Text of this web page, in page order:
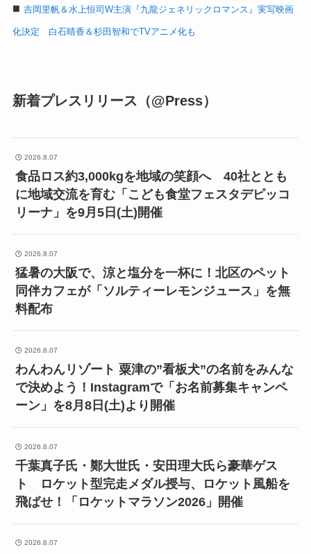
■ 吉岡里帆＆水上恒司W主演『九龍ジェネリックロマンス』実写映画
化決定 白石晴香＆杉田智和でTVアニメ化も
新着プレスリリース（@Press）
2026.8.07
食品ロス約3,000kgを地域の笑顔へ 40社ととも
に地域交流を育む「こども食堂フェスタデピッコ
リーナ」を9月5日(土)開催
2026.8.07
猛暑の大阪で、涼と塩分を一杯に！北区のペット
同伴カフェが「ソルティーレモンジュース」を無
料配布
2026.8.07
わんわんリゾート 粟津の”看板犬”の名前をみんな
で決めよう！Instagramで「お名前募集キャンペ
ーン」を8月8日(土)より開催
2026.8.07
千葉真子氏・鄭大世氏・安田理大氏ら豪華ゲス
ト ロケット型完走メダル授与、ロケット風船を
飛ばせ！「ロケットマラソン2026」開催
2026.8.07